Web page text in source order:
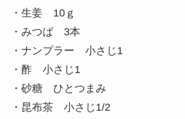
・生姜 10ｇ
・みつば 3本
・ナンプラー 小さじ1
・酢 小さじ1
・砂糖 ひとつまみ
・昆布茶 小さじ1/2